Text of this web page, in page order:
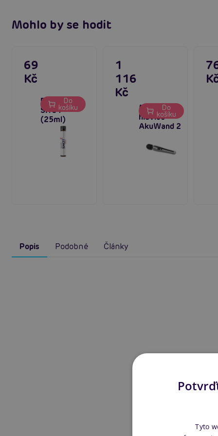
Mohlo by se hodit
Proerecta
SHOT
(25ml)
69
Kč
Do
košíku
Masážní
hlavice
AkuWand 2
1
116
Kč
Do
košíku
Popis Podobné Články
Tyto